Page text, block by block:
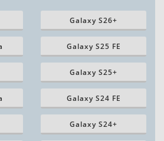
Galaxy S26+
Galaxy S25 FE
Galaxy S25+
Galaxy S24 FE
Galaxy S24+